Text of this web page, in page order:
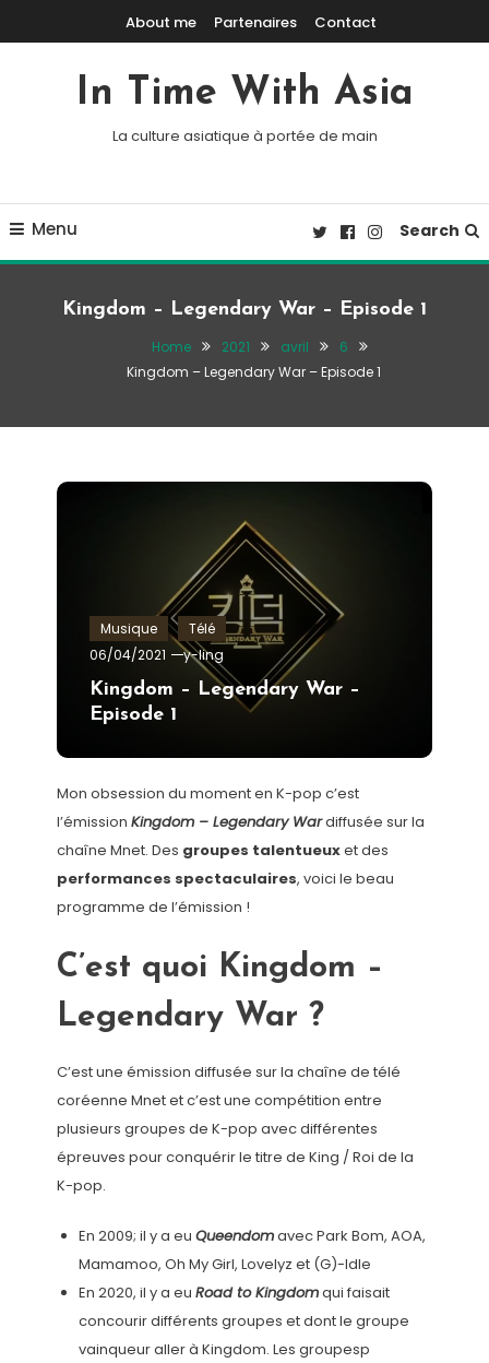
Skip To ContentAbout me Partenaires Contact
In Time With Asia
La culture asiatique à portée de main
Menu Search
Kingdom – Legendary War – Episode 1
Home 2021 avril
6
Kingdom – Legendary War – Episode 1
Musique
Télé
06/04/2021
y-ling
Kingdom – Legendary War –
Episode 1
Mon obsession du moment en K-pop c’est
l’émission Kingdom – Legendary Wardiffusée sur la
chaîne Mnet. Des groupes talentueuxet des
performances spectaculaires, voici le beau
programme de l’émission !
C’est quoi Kingdom –
Legendary War ?
C’est une émission diffusée sur la chaîne de télé
coréenne Mnet et c’est une compétition entre
plusieurs groupes de K-pop avec différentes
épreuves pour conquérir le titre de King / Roi de la
K-pop.
En 2009; il y a eu Queendomavec Park Bom, AOA,
Mamamoo, Oh My Girl, Lovelyz et (G)-Idle
En 2020, il y a eu Road to Kingdomqui faisait
concourir différents groupes et dont le groupe
vainqueur aller à Kingdom. Les groupesp